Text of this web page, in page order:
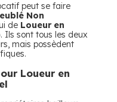
peut se faire
Non
de Loueur en
. Ils sont tous les deux
mais possèdent
Loueur en